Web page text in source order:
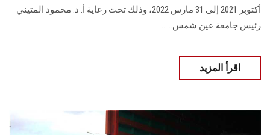
أكتوبر 2021 إلى 31 مارس 2022، وذلك تحت رعاية أ. د. محمود المتيني
رئيس جامعة عين شمس......
اقرأ المزيد